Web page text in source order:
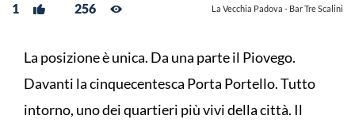
1 256 La Vecchia Padova - Bar Tre Scalini
La posizione è unica. Da una parte il Piovego.
Davanti la cinquecentesca Porta Portello. Tutto
intorno, uno dei quartieri più vivi della città. Il